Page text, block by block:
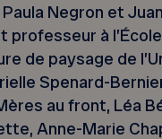
Negron et
à
de paysage de
Spenard-
au front, Léa
Anne-Marie